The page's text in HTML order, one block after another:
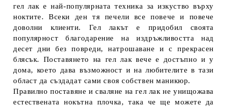
гел лак е най-популярната техника за изкуство върху
ноктите. Всеки ден тя печели все повече и повече
доволни клиенти. Гел лакът е придобил своята
популярност благодарение на издръжливостта над
десет дни без повреди, натрошаване и с прекрасен
блясък. Поставянето на гел лак вече е достъпно и у
дома, което дава възможност и на любителите в тази
област да създадат сами своя собствен маникюр.
Правилно поставяне и сваляне на гел лак не унищожава
естествената нокътна плочка, така че ще можете да